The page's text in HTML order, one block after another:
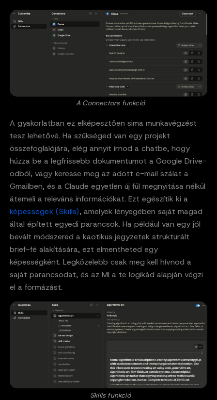
A Connectors funkció
A gyakorlatban ez elképesztően sima munkavégzést
tesz lehetővé. Ha szükséged van egy projekt
összefoglalójára, elég annyit írnod a chatbe, hogy
húzza be a legfrissebb dokumentumot a Google Drive-
odból, vagy keresse meg az adott e-mail szálat a
Gmailben, és a Claude egyetlen új fül megnyitása nélkül
átemeli a releváns információkat. Ezt egészítik ki a
képességek (Skills), amelyek lényegében saját magad
által épített egyedi parancsok. Ha például van egy jól
bevált módszered a kaotikus jegyzetek strukturált
brief-fé alakítására, ezt elmentheted egy
képességként. Legközelebb csak meg kell hívnod a
saját parancsodat, és az MI a te logikád alapján végzi
el a formázást.
Skills funkció